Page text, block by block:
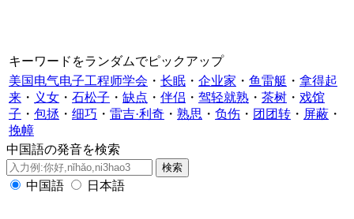
キーワードをランダムでピックアップ
美国电气电子工程师学会 ・ 长眠 ・ 企业家 ・ 鱼雷艇 ・ 拿得起
来 ・ 义女 ・ 石松子 ・ 缺点 ・ 伴侣 ・ 驾轻就熟 ・ 茶树 ・ 戏馆
子 ・ 包拯 ・ 细巧 ・ 雷吉·利奇 ・ 熟思 ・ 负伤 ・ 团团转 ・ 屏蔽 ・
挽幛
中国語の発音を検索
中国語 日本語